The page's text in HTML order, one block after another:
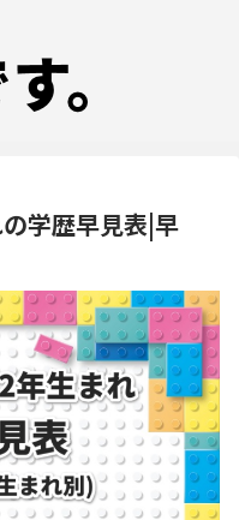
学歴早見表|早